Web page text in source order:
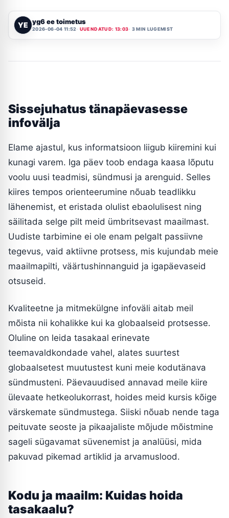
YE yg6 ee toimetus
2026-06-04 11:52 UUENDATUD: 13:03 3 MIN LUGEMIST
Sissejuhatus tänapäevasesse
infovälja
Elame ajastul, kus informatsioon liigub kiiremini kui
kunagi varem. Iga päev toob endaga kaasa lõputu
voolu uusi teadmisi, sündmusi ja arenguid. Selles
kiires tempos orienteerumine nõuab teadlikku
lähenemist, et eristada olulist ebaolulisest ning
säilitada selge pilt meid ümbritsevast maailmast.
Uudiste tarbimine ei ole enam pelgalt passiivne
tegevus, vaid aktiivne protsess, mis kujundab meie
maailmapilti, väärtushinnanguid ja igapäevaseid
otsuseid.
Kvaliteetne ja mitmekülgne infoväli aitab meil
mõista nii kohalikke kui ka globaalseid protsesse.
Oluline on leida tasakaal erinevate
teemavaldkondade vahel, alates suurtest
globaalsetest muutustest kuni meie kodutänava
sündmusteni. Päevauudised annavad meile kiire
ülevaate hetkeolukorrast, hoides meid kursis kõige
värskemate sündmustega. Siiski nõuab nende taga
peituvate seoste ja pikaajaliste mõjude mõistmine
sageli sügavamat süvenemist ja analüüsi, mida
pakuvad pikemad artiklid ja arvamuslood.
Kodu ja maailm: Kuidas hoida
tasakaalu?